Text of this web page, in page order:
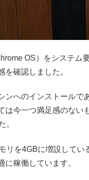
OS）をシステム
を確認しました。
ンへのインストール
は今一つ満足感のない
。
リを4GBに増設して
に稼働しています。